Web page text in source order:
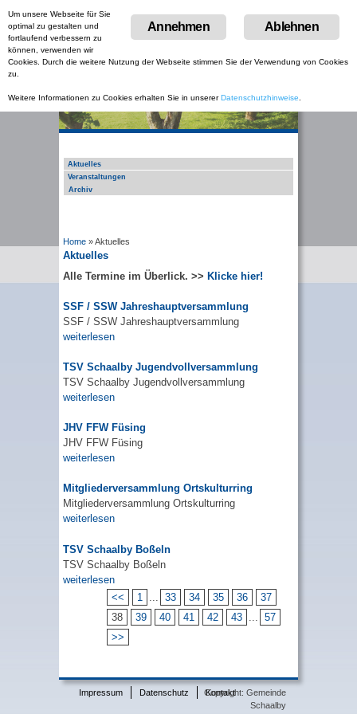
Skip
to
content
Aktuelles
Veranstaltungen
Archiv
Home »Aktuelles
Aktuelles
Alle Termine im Überlick. >> Klicke hier!
SSF / SSW Jahreshauptversammlung
SSF / SSW Jahreshauptversammlung
weiterlesen
TSV Schaalby Jugendvollversammlung
TSV Schaalby Jugendvollversammlung
weiterlesen
JHV FFW Füsing
JHV FFW Füsing
weiterlesen
Mitgliederversammlung Ortskulturring
Mitgliederversammlung Ortskulturring
weiterlesen
TSV Schaalby Boßeln
TSV Schaalby Boßeln
weiterlesen
<<
1 33 34 35 36
37
38
39 40 41 42 43
57
>>
Impressum Datenschutz Kontakt
Copyright: Gemeinde
Schaalby
Ablehnen
Annehmen
Um unsere Webseite für Sie
optimal zu gestalten und
fortlaufend verbessern zu
können, verwenden wir
Cookies. Durch die weitere Nutzung der Webseite stimmen Sie der Verwendung von Cookies
zu.
Weitere Informationen zu Cookies erhalten Sie in unsererDatenschutzhinweise